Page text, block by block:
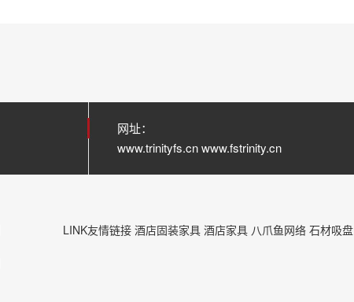
网址：
www.trinityfs.cn www.fstrinity.cn
LINK友情链接酒店固装家具 酒店家具 八爪鱼网络 石材吸盘